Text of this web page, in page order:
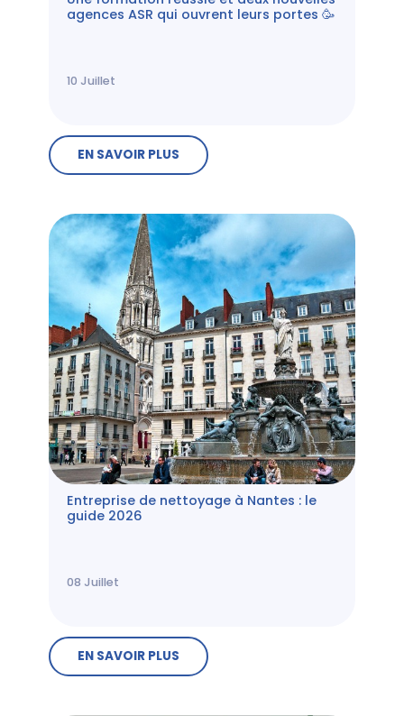
agences ASR qui ouvrent leurs portes 🥳
10 Juillet
EN SAVOIR PLUS
Entreprise de nettoyage à Nantes : le
guide 2026
08 Juillet
EN SAVOIR PLUS